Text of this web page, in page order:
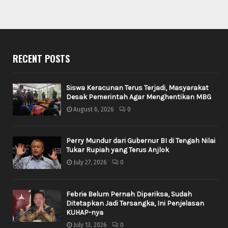
RECENT POSTS
Siswa Keracunan Terus Terjadi, Masyarakat
Desak Pemerintah Agar Menghentikan MBG
August 6, 2026 0
Perry Mundur dari Gubernur BI di Tengah Nilai
Tukar Rupiah yang Terus Anjlok
July 27, 2026 0
Febrie Belum Pernah Diperiksa, Sudah
Ditetapkan Jadi Tersangka, Ini Penjelasan
KUHAP-nya
July 13, 2026 0